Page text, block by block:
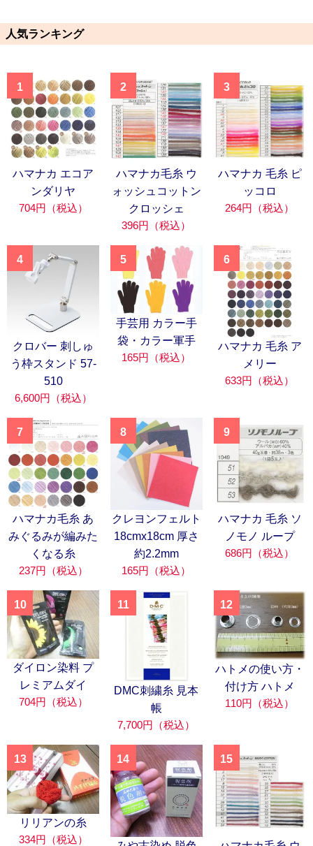
人気ランキング
1
ハマナカ エコア
ンダリヤ
704円（税込）
2
ハマナカ毛糸 ウ
ォッシュコットン
クロッシェ
396円（税込）
3
ハマナカ 毛糸 ピ
ッコロ
264円（税込）
4
クロバー 刺しゅ
う枠スタンド 57-
510
6,600円（税込）
5
手芸用 カラー手
袋・カラー軍手
165円（税込）
6
ハマナカ 毛糸 ア
メリー
633円（税込）
7
ハマナカ毛糸 あ
みぐるみが編みた
くなる糸
237円（税込）
8
クレヨンフェルト
18cmx18cm 厚さ
約2.2mm
165円（税込）
9
ハマナカ 毛糸 ソ
ノモノ ループ
686円（税込）
10
ダイロン染料 プ
レミアムダイ
704円（税込）
11
DMC刺繍糸 見本
帳
7,700円（税込）
12
ハトメの使い方・
付け方 ハトメ
110円（税込）
13
リリアンの糸
334円（税込）
14 15